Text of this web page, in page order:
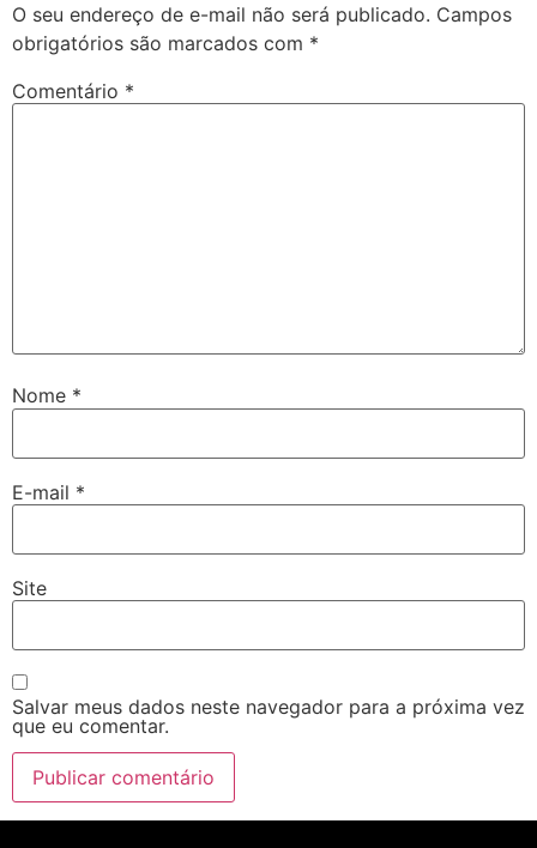
O seu endereço de e-mail não será publicado. Campos
obrigatórios são marcados com *
Comentário *
Nome *
E-mail *
Site
Salvar meus dados neste navegador para a próxima vez
que eu comentar.